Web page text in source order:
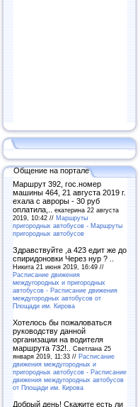
Общение на портале
Маршрут 392, гос.номер
машины 464, 21 августа 2019 г.
ехала с авроры - 30 руб
оплатила,.. екатерина 22 августа
2019, 10:42 // Маршруты
пригородных автобусов - Маршруты
пригородных автобусов
Здравствуйте ,а 423 едит же до
спиридоновки Через нур ? ..
Никита 21 июня 2019, 16:49 //
Расписание движения
междугородных и пригородных
автобусов - Расписание движения
междугородных автобусов от
Площади им. Кирова
Хотелось бы пожаловаться
руководству данной
организации на водителя
маршрута 732!.. Светлана 25
января 2019, 11:33 // Расписание
движения междугородных и
пригородных автобусов - Расписание
движения междугородных автобусов
от Площади им. Кирова
Добрый день! Скажите есть ли